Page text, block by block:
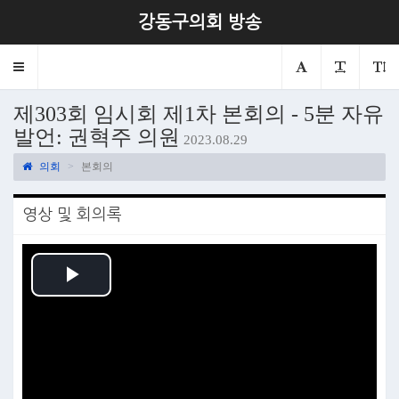
강동구의회 방송
Toggle
제303회 임시회 제1차 본회의 - 5분 자유
발언: 권혁주 의원
2023.08.29
의회 본회의
영상 및 회의록
Play